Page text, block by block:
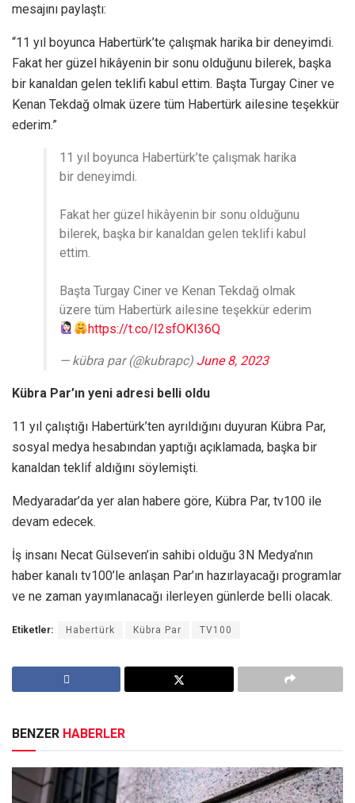
mesajını paylaştı:
“11 yıl boyunca Habertürk’te çalışmak harika bir deneyimdi.
Fakat her güzel hikâyenin bir sonu olduğunu bilerek, başka
bir kanaldan gelen teklifi kabul ettim. Başta Turgay Ciner ve
Kenan Tekdağ olmak üzere tüm Habertürk ailesine teşekkür
ederim.”
11 yıl boyunca Habertürk’te çalışmak harika
bir deneyimdi.
Fakat her güzel hikâyenin bir sonu olduğunu
bilerek, başka bir kanaldan gelen teklifi kabul
ettim.
Başta Turgay Ciner ve Kenan Tekdağ olmak
üzere tüm Habertürk ailesine teşekkür ederim
https://t.co/I2sfOKI36Q
— kübra par (@kubrapc) June 8, 2023
Kübra Par’ın yeni adresi belli oldu
11 yıl çalıştığı Habertürk’ten ayrıldığını duyuran Kübra Par,
sosyal medya hesabından yaptığı açıklamada, başka bir
kanaldan teklif aldığını söylemişti.
Medyaradar’da yer alan habere göre, Kübra Par, tv100 ile
devam edecek.
İş insanı Necat Gülseven’in sahibi olduğu 3N Medya’nın
haber kanalı tv100’le anlaşan Par’ın hazırlayacağı programlar
ve ne zaman yayımlanacağı ilerleyen günlerde belli olacak.
Etiketler: Habertürk Kübra Par TV100
BENZER HABERLER